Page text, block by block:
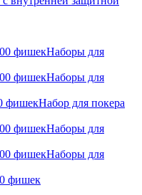
Наборы для
Наборы для
Набор для покера
Наборы для
Наборы для
фишек